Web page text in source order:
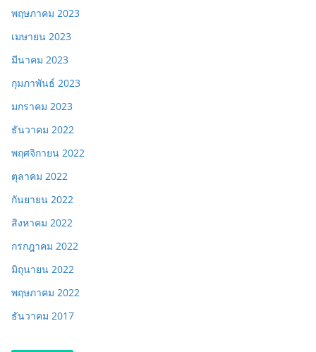
พฤษภาคม 2023
เมษายน 2023
มีนาคม 2023
กุมภาพันธ์ 2023
มกราคม 2023
ธันวาคม 2022
พฤศจิกายน 2022
ตุลาคม 2022
กันยายน 2022
สิงหาคม 2022
กรกฎาคม 2022
มิถุนายน 2022
พฤษภาคม 2022
ธันวาคม 2017